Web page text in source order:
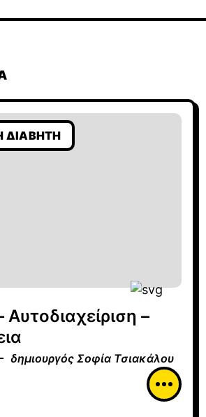
ΔΙΑΒΉΤΗ
Αυτοδιαχείριση –
δημιουργός Σοφία Τσιακάλου